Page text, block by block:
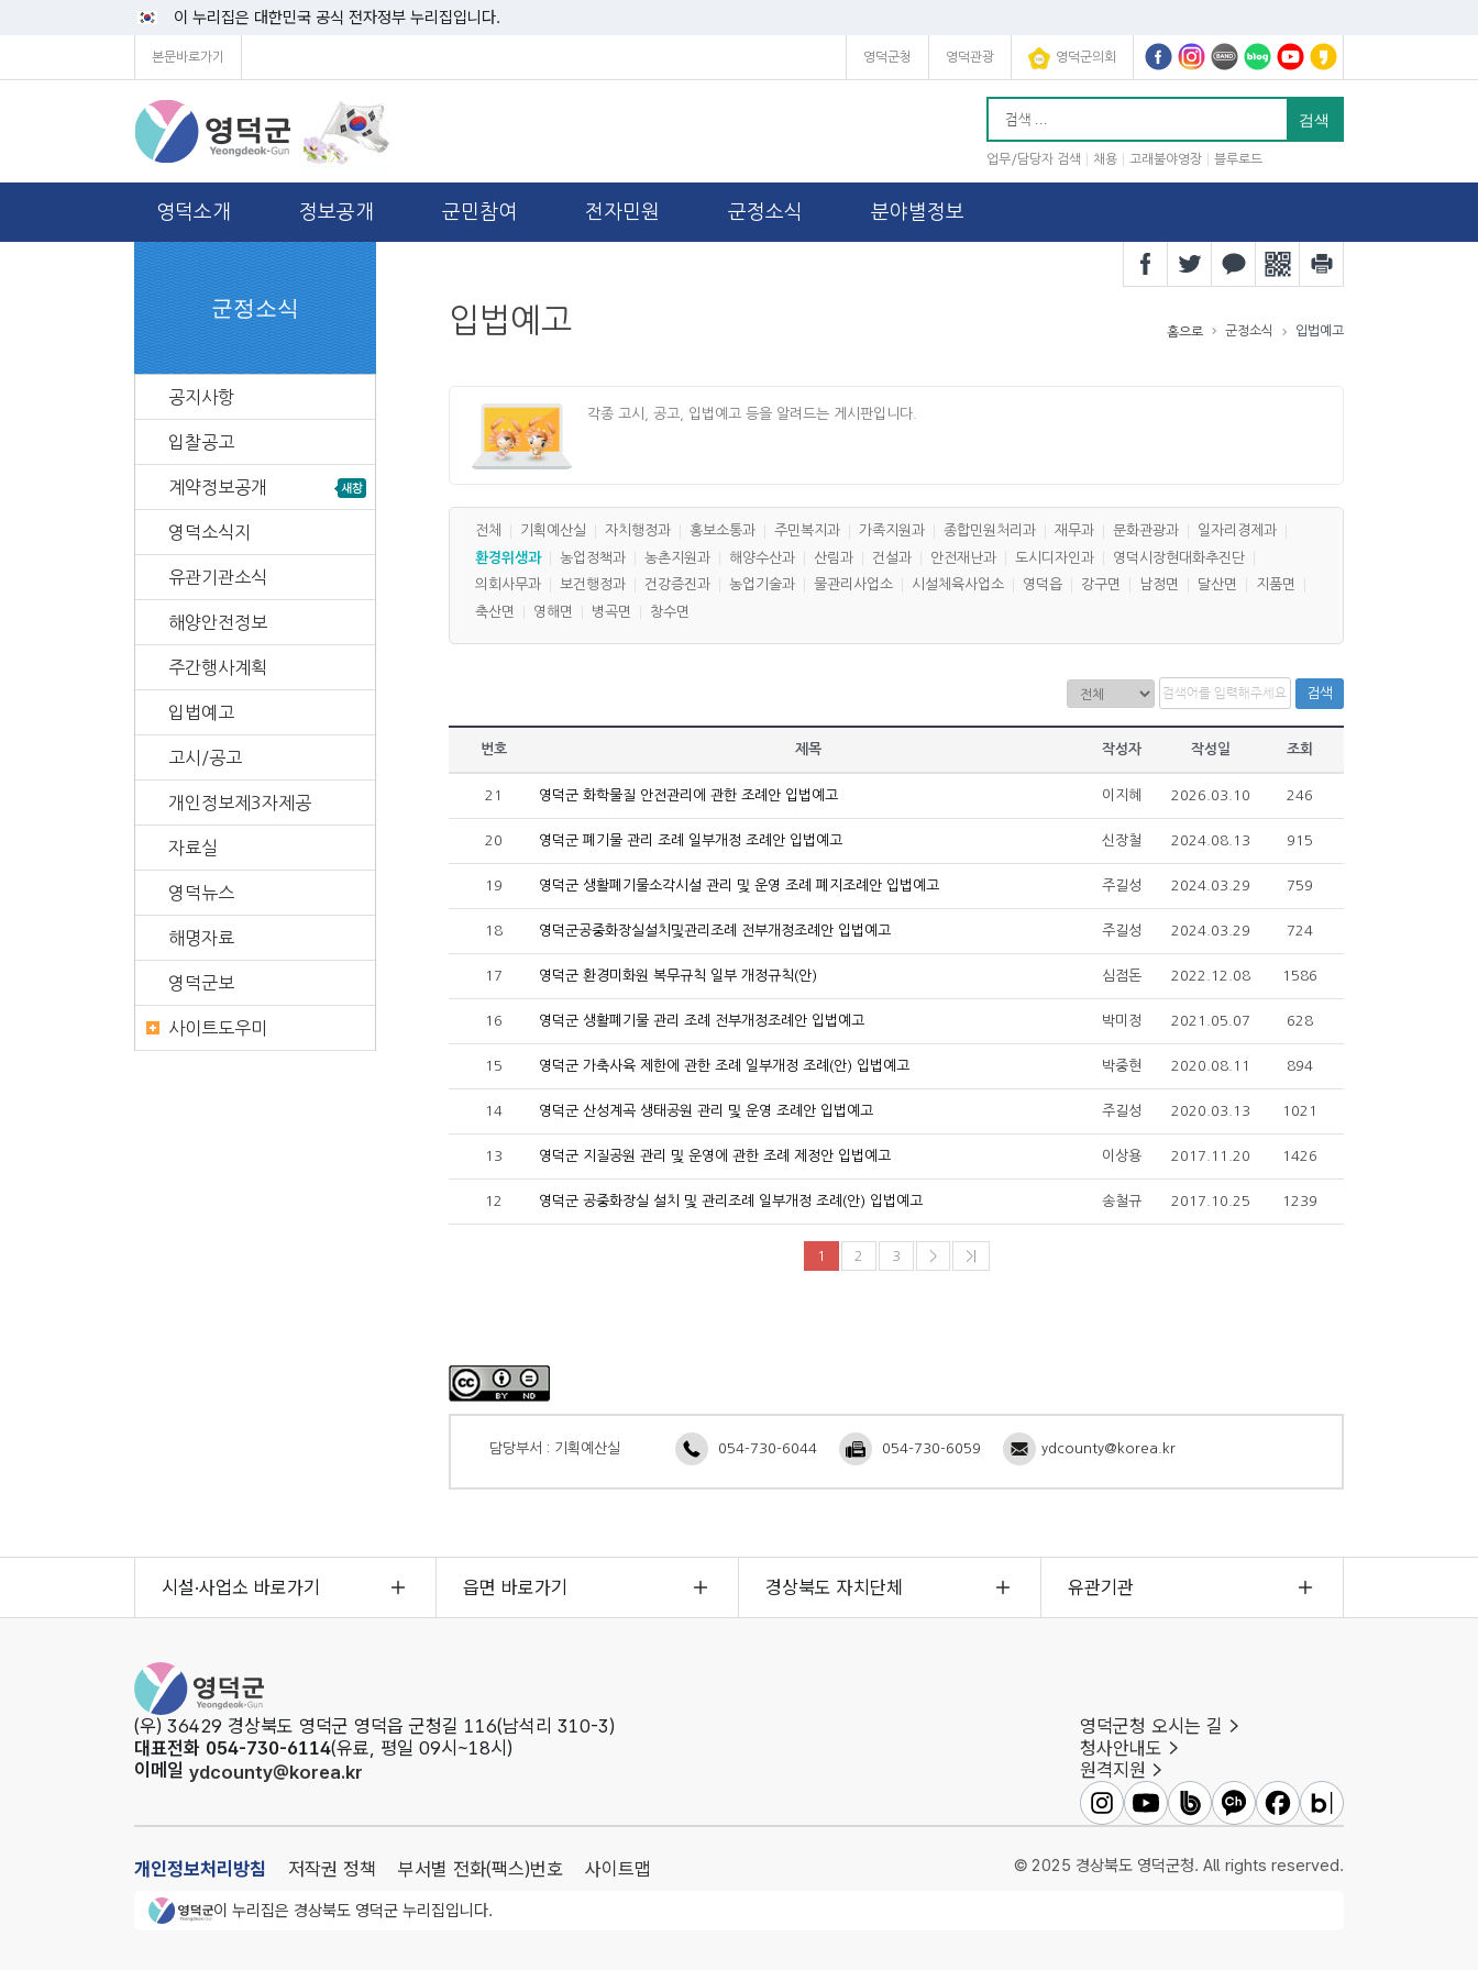
이 누리집은 대한민국 공식 전자정부 누리집입니다.
본문바로가기 영덕군청 영덕관광 영덕군의회
업무/담당자 검색 채용 고래불야영장 블루로드
영덕소개 정보공개 군민참여 전자민원 군정소식 분야별정보
입법예고 홈으로 군정소식 입법예고
각종 고시, 공고, 입법예고 등을 알려드는 게시판입니다.
전체 기획예산실 자치행정과 홍보소통과 주민복지과 가족지원과 종합민원처리과 재무과 문화관광과
일자리경제과
환경위생과
농업정책과 농촌지원과 해양수산과 산림과 건설과 안전재난과 도시디자인과
영덕시장현대화추진단
의회사무과
보건행정과 건강증진과 농업기술과 물관리사업소 시설체육사업소 영덕읍 강구면 남정면 달산면
지품면
축산면
영해면 병곡면 창수면
검색
번호 제목 작성자 작성일 조회
21 영덕군 화학물질 안전관리에 관한 조례안 입법예고 이지혜 2026.03.10 246
20 영덕군 폐기물 관리 조례 일부개정 조례안 입법예고 신장철 2024.08.13 915
19 영덕군 생활폐기물소각시설 관리 및 운영 조례 폐지조례안 입법예고 주길성 2024.03.29 759
18 영덕군공중화장실설치및관리조례 전부개정조례안 입법예고 주길성 2024.03.29 724
17 영덕군 환경미화원 복무규칙 일부 개정규칙(안) 심점돈 2022.12.08 1586
16 영덕군 생활폐기물 관리 조례 전부개정조례안 입법예고 박미정 2021.05.07 628
15 영덕군 가축사육 제한에 관한 조례 일부개정 조례(안) 입법예고 박중현 2020.08.11 894
14 영덕군 산성계곡 생태공원 관리 및 운영 조례안 입법예고 주길성 2020.03.13 1021
13 영덕군 지질공원 관리 및 운영에 관한 조례 제정안 입법예고 이상용 2017.11.20 1426
12 영덕군 공중화장실 설치 및 관리조례 일부개정 조례(안) 입법예고 송철규 2017.10.25 1239
1 2 3 > >|
담당부서 : 기획예산실 054-730-6044 054-730-6059 ydcounty@korea.kr
군정소식
공지사항
입찰공고
계약정보공개
영덕소식지
유관기관소식
해양안전정보
주간행사계획
입법예고
고시/공고
개인정보제3자제공
자료실
영덕뉴스
해명자료
영덕군보
사이트도우미
시설·사업소 바로가기 읍면 바로가기 경상북도 자치단체 유관기관
영덕군청
(우) 36429 경상북도 영덕군 영덕읍 군청길 116(남석리 310-3)
대표전화 054-730-6114(유료, 평일 09시~18시)
이메일 ydcounty@korea.kr
영덕군청 오시는 길
청사안내도
원격지원
영덕군인스타그램
영덕군유튜브영덕군밴드영덕군카카오채널
영덕군페이스북
영덕군블로그
개인정보처리방침 저작권 정책 부서별 전화(팩스)번호 사이트맵 © 2025 경상북도 영덕군청. All rights reserved.
영덕군청 로고이 누리집은 경상북도 영덕군 누리집입니다.